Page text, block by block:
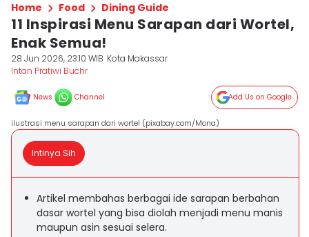
Home Food Dining Guide
11 Inspirasi Menu Sarapan dari Wortel,
Enak Semua!
28 Jun 2026, 23:10 WIB Kota Makassar
Intan Pratiwi Buchr
News Channel Add Us on Google
ilustrasi menu sarapan dari wortel (pixabay.com/Mona)
Intinya Sih
Artikel membahas berbagai ide sarapan berbahan
dasar wortel yang bisa diolah menjadi menu manis
maupun asin sesuai selera.